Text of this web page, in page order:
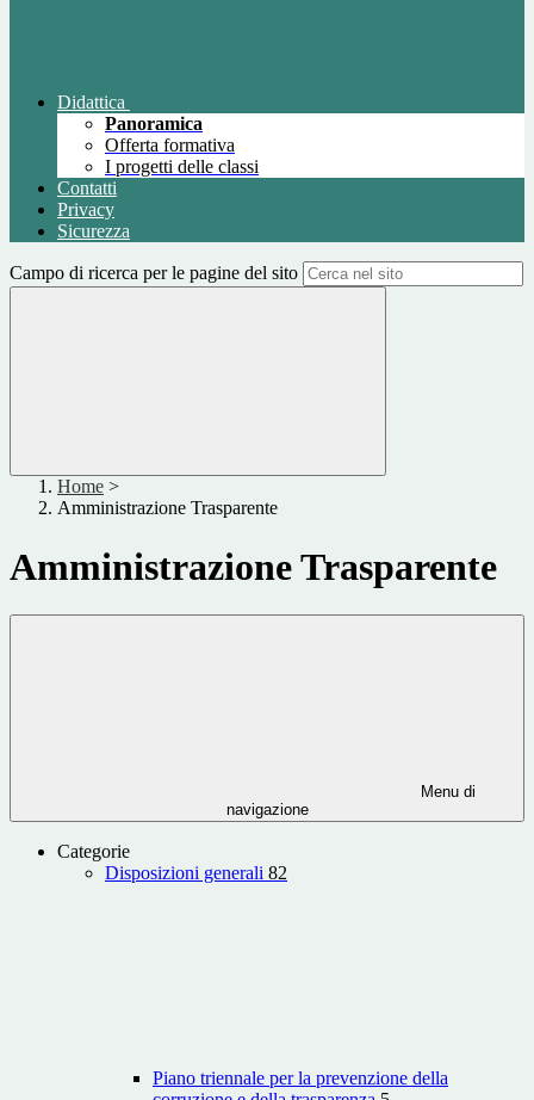
Didattica
Panoramica
Offerta formativa
I progetti delle classi
Contatti
Privacy
Sicurezza
Campo di ricerca per le pagine del sito
Home >
Amministrazione Trasparente
Amministrazione Trasparente
Menu di
navigazione
Categorie
Disposizioni generali 82
Piano triennale per la prevenzione della